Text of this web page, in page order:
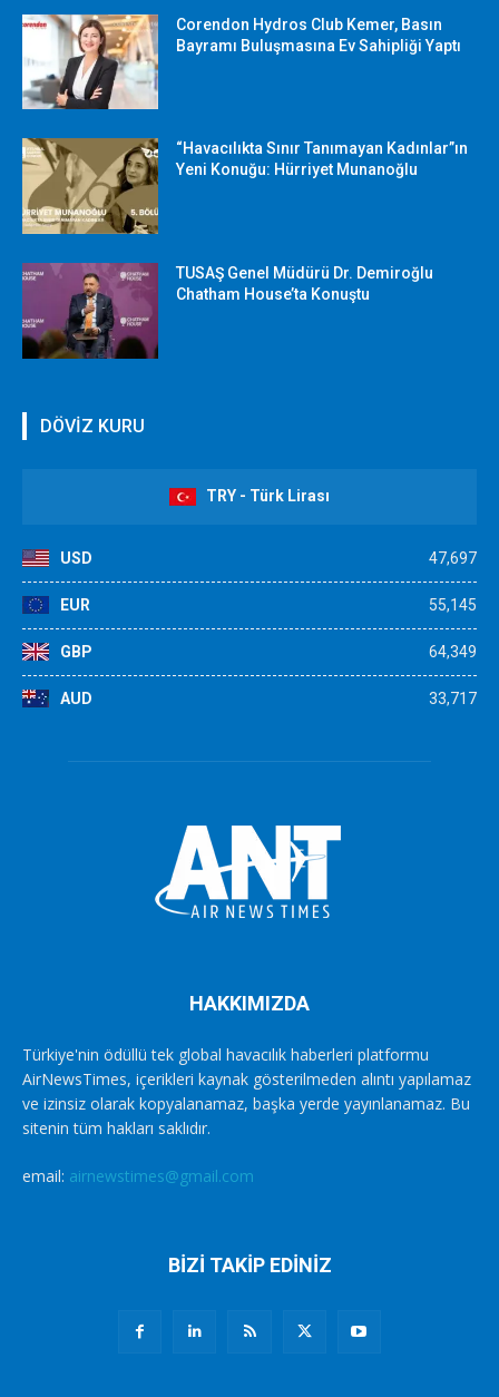
Corendon Hydros Club Kemer, Basın
Bayramı Buluşmasına Ev Sahipliği Yaptı
“Havacılıkta Sınır Tanımayan Kadınlar”ın
Yeni Konuğu: Hürriyet Munanoğlu
TUSAŞ Genel Müdürü Dr. Demiroğlu
Chatham House’ta Konuştu
DÖVİZ KURU
TRY - Türk Lirası
USD 47,697
EUR 55,145
GBP 64,349
AUD 33,717
HAKKIMIZDA
Türkiye'nin ödüllü tek global havacılık haberleri platformu
AirNewsTimes, içerikleri kaynak gösterilmeden alıntı yapılamaz
ve izinsiz olarak kopyalanamaz, başka yerde yayınlanamaz. Bu
sitenin tüm hakları saklıdır.
email: airnewstimes@gmail.com
BİZİ TAKİP EDİNİZ